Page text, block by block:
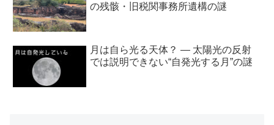
の残骸・旧税関事務所遺構の謎
月は自ら光る天体？ ― 太陽光の反射
では説明できない“自発光する月”の謎